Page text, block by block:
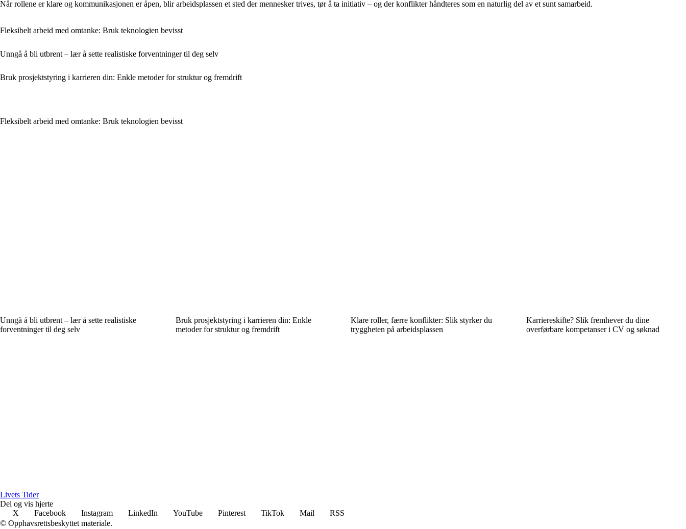
Når rollene er klare og kommunikasjonen er åpen, blir arbeidsplassen et sted der mennesker trives, tør å ta initiativ – og der konflikter håndteres som en naturlig del av et sunt samarbeid.
Fleksibelt arbeid med omtanke: Bruk teknologien bevisst
Unngå å bli utbrent – lær å sette realistiske forventninger til deg selv
Bruk prosjektstyring i karrieren din: Enkle metoder for struktur og fremdrift
Fleksibelt arbeid med omtanke: Bruk teknologien bevisst
Unngå å bli utbrent – lær å sette realistiske
forventninger til deg selv
Bruk prosjektstyring i karrieren din: Enkle
metoder for struktur og fremdrift
Klare roller, færre konflikter: Slik styrker du
tryggheten på arbeidsplassen
Karriereskifte? Slik fremhever du dine
overførbare kompetanser i CV og søknad
Livets Tider
Del og vis hjerte
X
Facebook Instagram LinkedIn YouTube Pinterest TikTok Mail
RSS
© Opphavsrettsbeskyttet materiale.